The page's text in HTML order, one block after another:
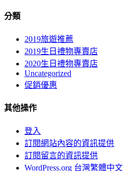
分類
2019旅遊推薦
2019生日禮物專賣店
2020生日禮物專賣店
Uncategorized
促銷優惠
其他操作
登入
訂閱網站內容的資訊提供
訂閱留言的資訊提供
WordPress.org 台灣繁體中文